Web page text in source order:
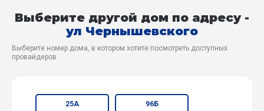
Выберите другой дом по адресу -
ул Чернышевского
Выберите номер дома, в котором хотите посмотреть доступных
провайдеров
25А 96Б